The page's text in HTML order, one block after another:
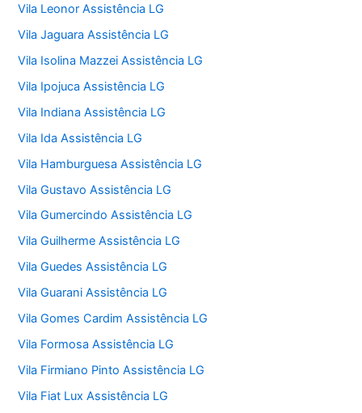
Vila Leonor Assistência LG
Vila Jaguara Assistência LG
Vila Isolina Mazzei Assistência LG
Vila Ipojuca Assistência LG
Vila Indiana Assistência LG
Vila Ida Assistência LG
Vila Hamburguesa Assistência LG
Vila Gustavo Assistência LG
Vila Gumercindo Assistência LG
Vila Guilherme Assistência LG
Vila Guedes Assistência LG
Vila Guarani Assistência LG
Vila Gomes Cardim Assistência LG
Vila Formosa Assistência LG
Vila Firmiano Pinto Assistência LG
Vila Fiat Lux Assistência LG